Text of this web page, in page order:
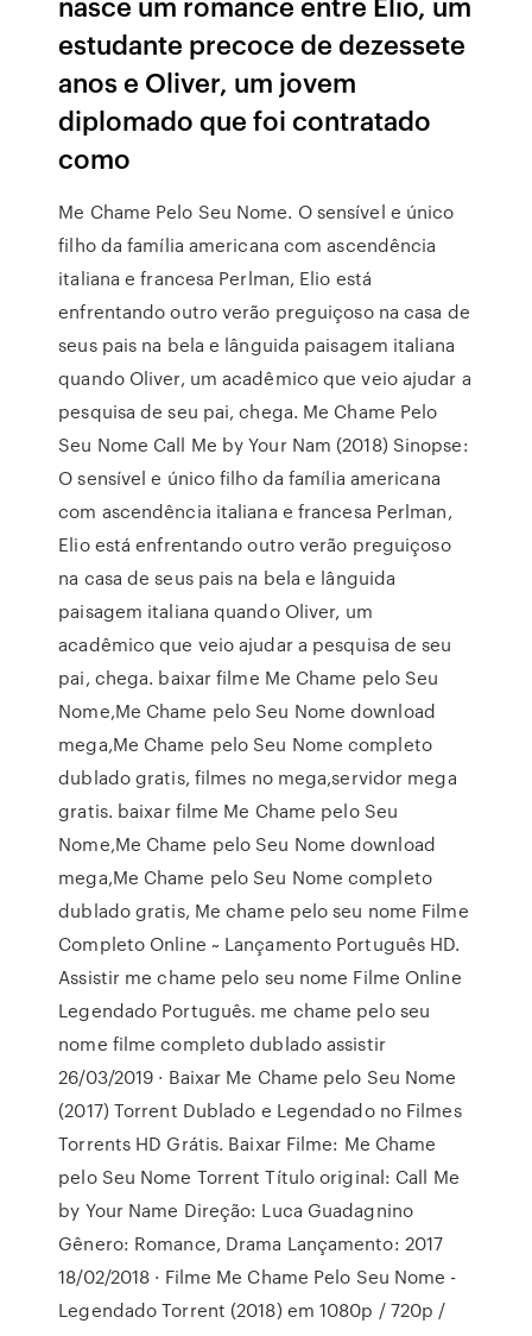
estudante precoce de dezessete
anos e Oliver, um jovem
diplomado que foi contratado
como
Me Chame Pelo Seu Nome. O sensível e único
filho da família americana com ascendência
italiana e francesa Perlman, Elio está
enfrentando outro verão preguiçoso na casa de
seus pais na bela e lânguida paisagem italiana
quando Oliver, um acadêmico que veio ajudar a
pesquisa de seu pai, chega. Me Chame Pelo
Seu Nome Call Me by Your Nam (2018) Sinopse:
O sensível e único filho da família americana
com ascendência italiana e francesa Perlman,
Elio está enfrentando outro verão preguiçoso
na casa de seus pais na bela e lânguida
paisagem italiana quando Oliver, um
acadêmico que veio ajudar a pesquisa de seu
pai, chega. baixar filme Me Chame pelo Seu
Nome,Me Chame pelo Seu Nome download
mega,Me Chame pelo Seu Nome completo
dublado gratis, filmes no mega,servidor mega
gratis. baixar filme Me Chame pelo Seu
Nome,Me Chame pelo Seu Nome download
mega,Me Chame pelo Seu Nome completo
dublado gratis, Me chame pelo seu nome Filme
Completo Online ~ Lançamento Português HD.
Assistir me chame pelo seu nome Filme Online
Legendado Português. me chame pelo seu
nome filme completo dublado assistir
26/03/2019 · Baixar Me Chame pelo Seu Nome
(2017) Torrent Dublado e Legendado no Filmes
Torrents HD Grátis. Baixar Filme: Me Chame
pelo Seu Nome Torrent Título original: Call Me
by Your Name Direção: Luca Guadagnino
Gênero: Romance, Drama Lançamento: 2017
18/02/2018 · Filme Me Chame Pelo Seu Nome -
Legendado Torrent (2018) em 1080p / 720p /